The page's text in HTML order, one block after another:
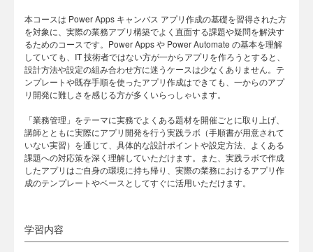
本コースは Power Apps キャンバス アプリ作成の基礎を習得された方
を対象に、実際の業務アプリ構築でよく直面する課題や疑問を解決す
るためのコースです。Power Apps や Power Automate の基本を理解
していても、IT 技術者ではない方が一からアプリを作ろうとすると、
設計方法や設定の組み合わせ方に迷うケースは少なくありません。テ
ンプレートや既存手順を使ったアプリ作成はできても、一からのアプ
リ開発に難しさを感じる方が多くいらっしゃいます。
「業務管理」をテーマに実務でよくある題材を開催ごとに取り上げ、
講師とともに実際にアプリ開発を行う実践ラボ（手順書が用意されて
いない実習）を通じて、具体的な設計ポイントや設定方法、よくある
課題への対応策を深く理解していただけます。また、実践ラボで作成
したアプリはご自身の環境に持ち帰り、実際の業務におけるアプリ作
成のテンプレートやベースとしてすぐに活用いただけます。
学習内容